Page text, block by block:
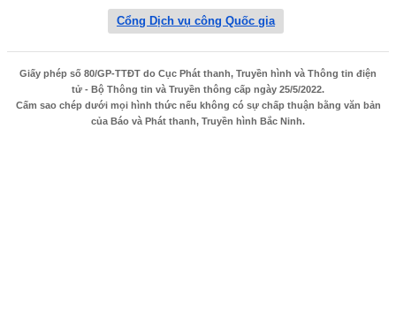
Cổng Dịch vụ công Quốc gia
Giấy phép số 80/GP-TTĐT do Cục Phát thanh, Truyền hình và Thông tin điện
tử - Bộ Thông tin và Truyền thông cấp ngày 25/5/2022.
Cấm sao chép dưới mọi hình thức nếu không có sự chấp thuận bằng văn bản
của Báo và Phát thanh, Truyền hình Bắc Ninh.